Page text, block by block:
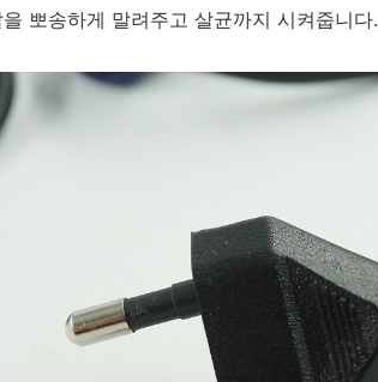
뽀송하게 말려주고 살균까지 시켜줍니다.